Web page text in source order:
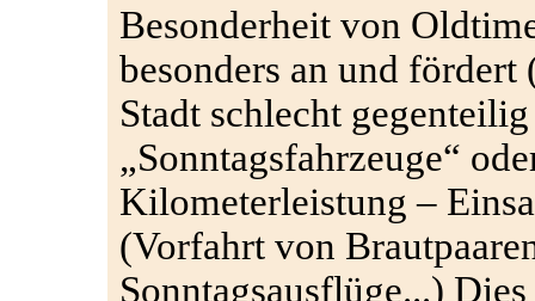
Besonderheit von
besonders an und
Stadt schlecht
„Sonntagsfahrzeuge“
Kilometerleistung –
(Vorfahrt von
Sonntagsausflüge...)